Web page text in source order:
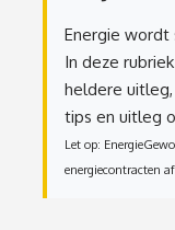
Energie wordt
In deze
heldere
tips en uitleg
Let op:
energiecontracten af.